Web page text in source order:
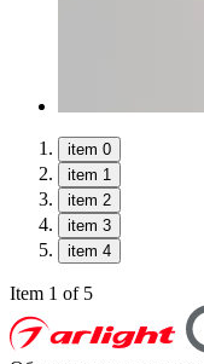
item 0
item 1
item 2
item 3
item 4
Item 1 of 5